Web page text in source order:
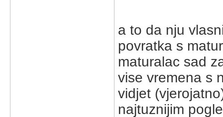
a to da nju
povratka s
maturalac sad
vise vremena s
vidjet
najtuznijim